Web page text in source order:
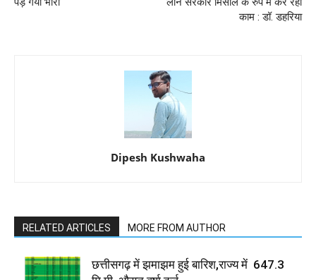
काम : डॉ. डहरिया
Dipesh Kushwaha
RELATED ARTICLES MORE FROM AUTHOR
छत्तीसगढ़ में झमाझम हुई बारिश,राज्य में 647.3